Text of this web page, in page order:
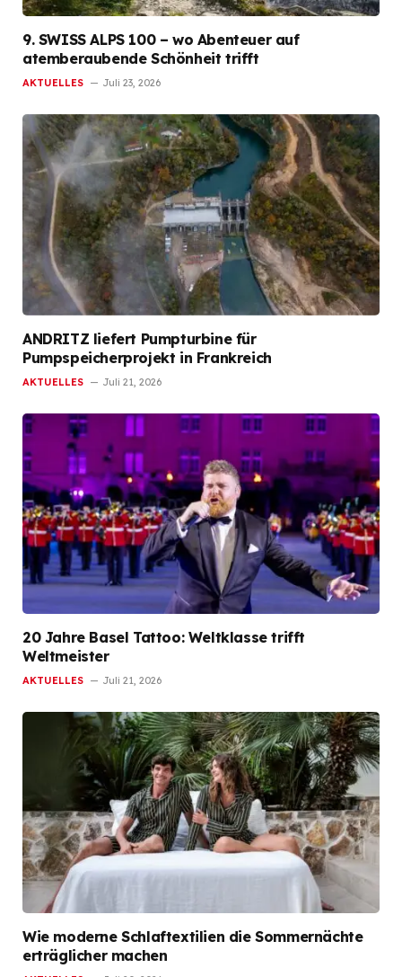
9. SWISS ALPS 100 – wo Abenteuer auf
atemberaubende Schönheit trifft
AKTUELLES Juli 23, 2026
ANDRITZ liefert Pumpturbine für
Pumpspeicherprojekt in Frankreich
AKTUELLES Juli 21, 2026
20 Jahre Basel Tattoo: Weltklasse trifft
Weltmeister
AKTUELLES Juli 21, 2026
Wie moderne Schlaftextilien die Sommernächte
erträglicher machen